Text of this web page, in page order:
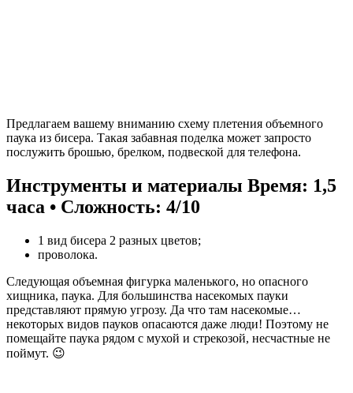
Предлагаем вашему вниманию схему плетения объемного
паука из бисера. Такая забавная поделка может запросто
послужить брошью, брелком, подвеской для телефона.
Инструменты и материалы Время: 1,5
часа • Сложность: 4/10
1 вид бисера 2 разных цветов;
проволока.
Следующая объемная фигурка маленького, но опасного
хищника, паука. Для большинства насекомых пауки
представляют прямую угрозу. Да что там насекомые…
некоторых видов пауков опасаются даже люди! Поэтому не
помещайте паука рядом с мухой и стрекозой, несчастные не
поймут. 😉